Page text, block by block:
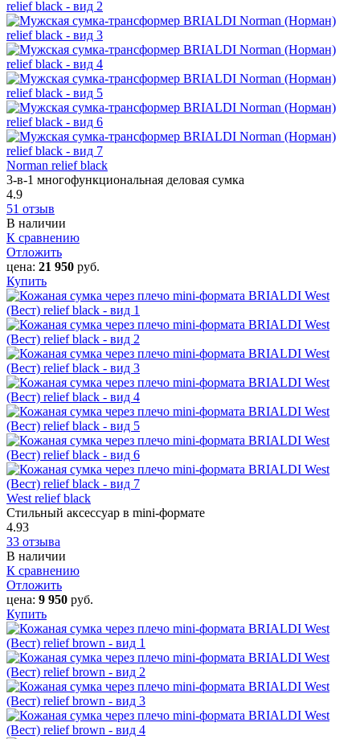
Norman relief black
3-в-1 многофункциональная деловая сумка
4.9
51 отзыв
В наличии
К сравнению
Отложить
цена: 21 950 руб.
Купить
West relief black
Стильный аксессуар в mini-формате
4.93
33 отзыва
В наличии
К сравнению
Отложить
цена: 9 950 руб.
Купить